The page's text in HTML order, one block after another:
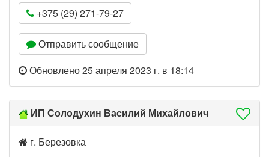
+375 (29) 271-79-27
Отправить сообщение
Обновлено 25 апреля 2023 г. в 18:14
ИП Солодухин Василий Михайлович
г. Березовка